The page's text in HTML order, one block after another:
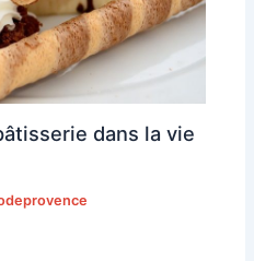
dans la vie